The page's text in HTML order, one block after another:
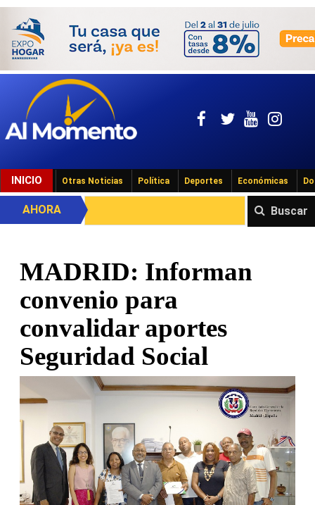
INICIO Otras Noticias Política Deportes Económicas
Buscar
AHORA
MADRID: Informan
convenio para
convalidar aportes
Seguridad Social